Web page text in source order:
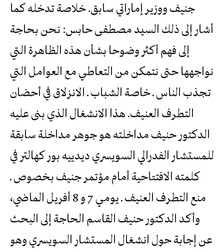
جنيف ووزير إماراتي سابق. خلاصة تدخله كما
أشار إلى ذلك السيد مصطفى حابس: نحن بحاجة
إلى فهم أكثر وضوحا بشأن هذه الظاهرة التي
نواجهها حتى نتمكن من التعاطي مع العوامل التي
تجذب الناس ـ خاصة الشباب ـ الانزلاق في أحضان
التطرف العنيف. هذا الانشغال الذي بنى عليه
الدكتور حنيف مداخلته هو جوهر مداخلة سابقة
للمستشار الفدرالي السويسري ديدييه بور كهالتر في
كلمته الافتتاحية أمام مؤتمر جنيف بخصوص ـ
منع التطرف العنيف ـ يومي 7 و 8 أفريل الماضي،
وأكد الدكتور حنيف القاسم الحاجة إلى البحث
عن إجابة حول انشغال المستشار السويسري وهو